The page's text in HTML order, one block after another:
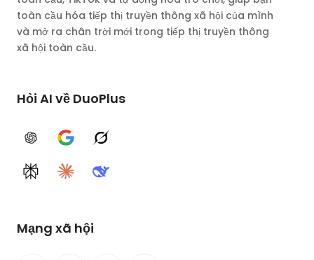
toàn cầu hóa tiếp thị truyền thông xã hội của mình
và mở ra chân trời mới trong tiếp thị truyền thông
xã hội toàn cầu.
Hỏi AI về DuoPlus
ChatGPTGoogle AIGrok
PerplexityClaudeDeepSeek
Mạng xã hội